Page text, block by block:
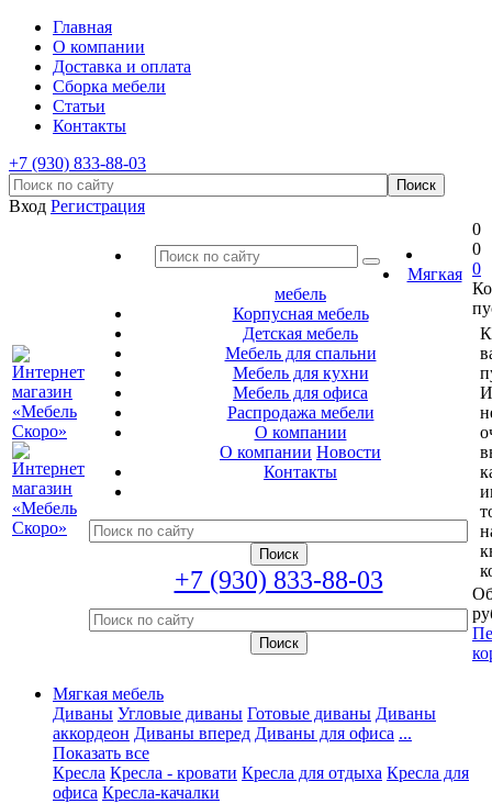
Главная
О компании
Доставка и оплата
Сборка мебели
Статьи
Контакты
+7 (930) 833-88-03
Вход Регистрация
Мягкая
мебель
Корпусная мебель
Детская мебель
Мебель для спальни
Мебель для кухни
Мебель для офиса
Распродажа мебели
О компании
О компании Новости
Контакты
+7 (930) 833-88-03
0
0
0
Мягкая мебель
Диваны Угловые диваны Готовые диваны Диваны
аккордеон Диваны вперед Диваны для офиса ...
Показать все
Кресла Кресла - кровати Кресла для отдыха Кресла для
офиса Кресла-качалки